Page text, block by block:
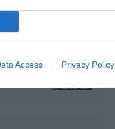
Access Privacy Policy
RÉPONDRE